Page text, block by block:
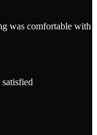
was comfortable with